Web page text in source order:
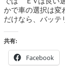
かで車の選択は変
だけなら、バッテ
共有:
Facebook